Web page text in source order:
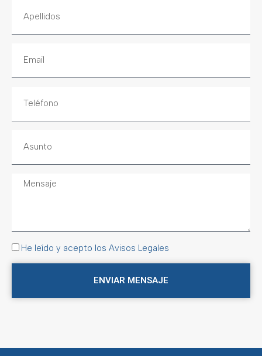
He leído y acepto los Avisos Legales
ENVIAR MENSAJE